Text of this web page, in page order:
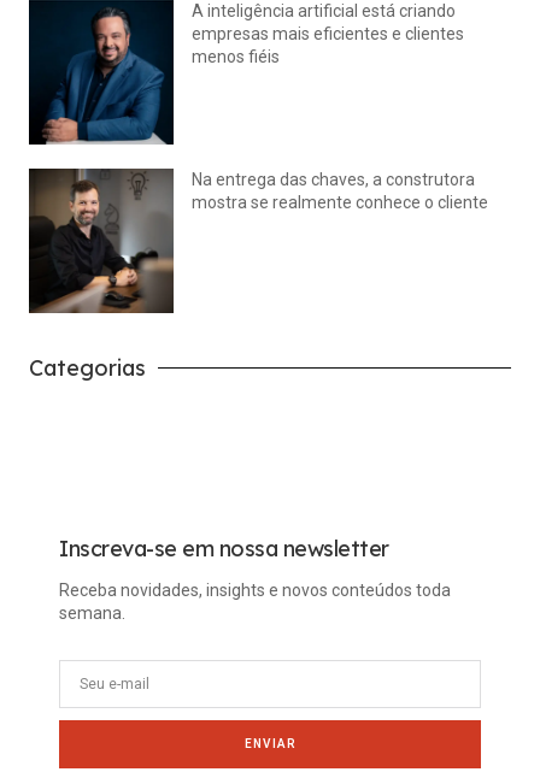
A inteligência artificial está criando
empresas mais eficientes e clientes
menos fiéis
Na entrega das chaves, a construtora
mostra se realmente conhece o cliente
Categorias
Inscreva-se em nossa newsletter
Receba novidades, insights e novos conteúdos toda
semana.
ENVIAR